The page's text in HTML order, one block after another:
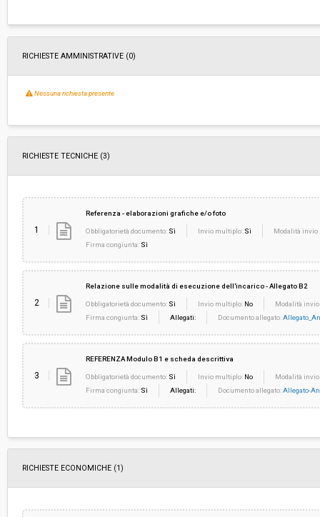
RICHIESTE AMMINISTRATIVE (0)
Nessuna richiesta presente
RICHIESTE TECNICHE (3)
1
Referenza - elaborazioni grafiche e/o foto
Obbligatorietà documento: Sì Invio multiplo: Sì
Modalità invio
Firma congiunta: Sì
2
Relazione sulle modalità di esecuzione dell'incarico - Allegato B2
Obbligatorietà documento: Sì Invio multiplo: No
Modalità
Firma congiunta: Sì Allegati: Documento allegato:
3
REFERENZA Modulo B1 e scheda descrittiva
Obbligatorietà documento: Sì Invio multiplo: No
Modalità
Firma congiunta: Sì Allegati: Documento allegato:Allegato-
RICHIESTE ECONOMICHE (1)